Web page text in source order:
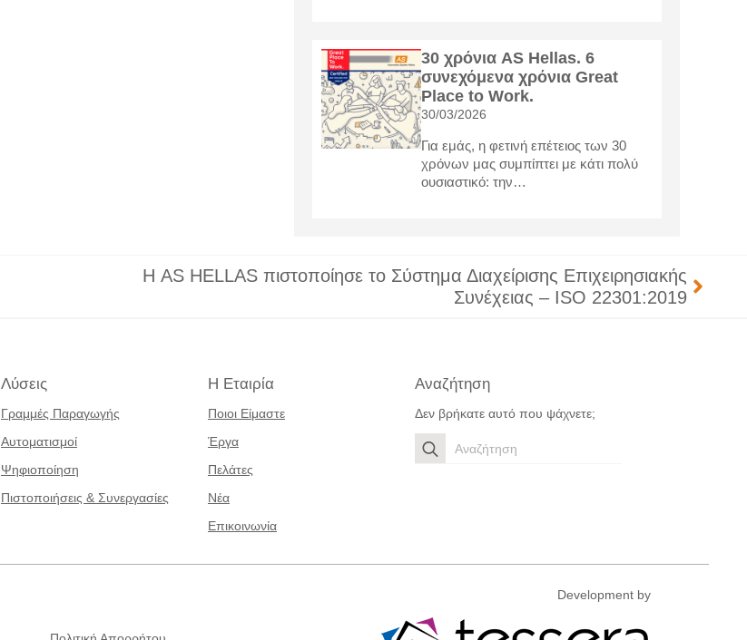
30 χρόνια AS Hellas. 6
συνεχόμενα χρόνια Great
Place to Work.
30/03/2026
Για εμάς, η φετινή επέτειος των 30
χρόνων μας συμπίπτει με κάτι πολύ
ουσιαστικό: την…
Η AS HELLAS πιστοποίησε το Σύστημα Διαχείρισης Επιχειρησιακής
Συνέχειας – ISO 22301:2019
Λύσεις
Γραμμές Παραγωγής
Αυτοματισμοί
Ψηφιοποίηση
Πιστοποιήσεις & Συνεργασίες
Η Εταιρία
Ποιοι Είμαστε
Έργα
Πελάτες
Νέα
Επικοινωνία
Αναζήτηση
Δεν βρήκατε αυτό που ψάχνετε;
Search
for:
Development by